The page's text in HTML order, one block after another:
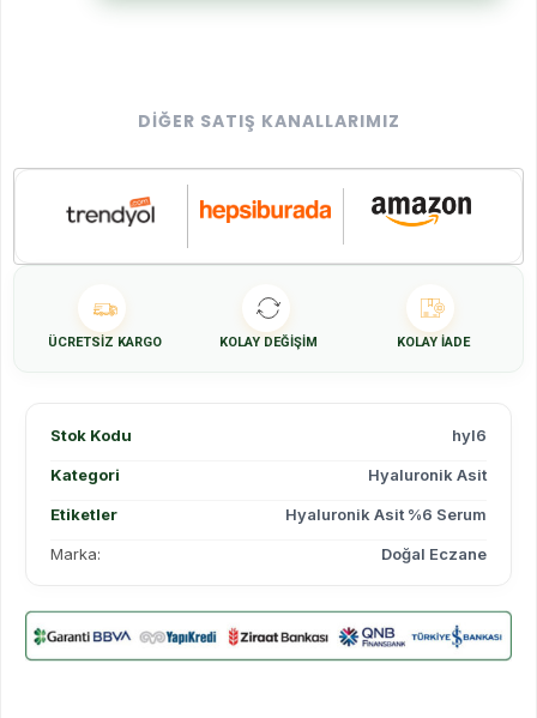
DIĞER SATIŞ KANALLARIMIZ
ÜCRETSIZ KARGO KOLAY DEĞIŞIM KOLAY İADE
Stok Kodu hyl6
Kategori Hyaluronik Asit
Etiketler Hyaluronik Asit %6 Serum
Marka: Doğal Eczane